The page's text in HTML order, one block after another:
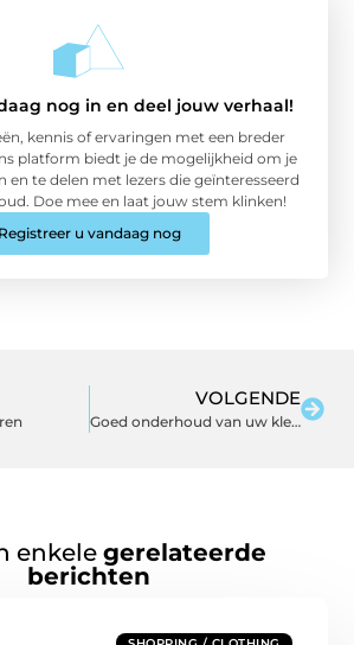
nog in en deel jouw verhaal!
kennis of ervaringen met een breder
platform biedt je de mogelijkheid om je
en te delen met lezers die geïnteresseerd
Doe mee en laat jouw stem klinken!
Registreer u vandaag nog
VOLGENDE
Goed onderhoud van uw kleding
enkele gerelateerde
berichten